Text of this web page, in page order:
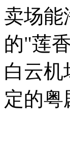
卖场能
的"莲
白云机
定的粤